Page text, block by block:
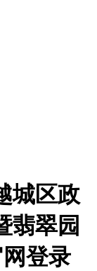
城区政
翡翠园
登录